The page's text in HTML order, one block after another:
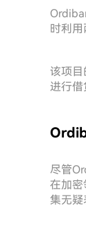
时利
该项目
进行借
尽管
在加密
集无疑